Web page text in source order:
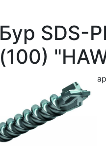
Бур SDS-
(100)